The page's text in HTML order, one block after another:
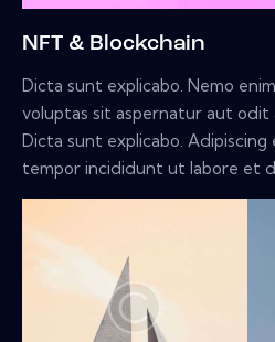
NFT & Blockchain
Dicta sunt explicabo. Nemo
voluptas sit aspernatur aut odit
Dicta sunt explicabo.
tempor incididunt ut labore et